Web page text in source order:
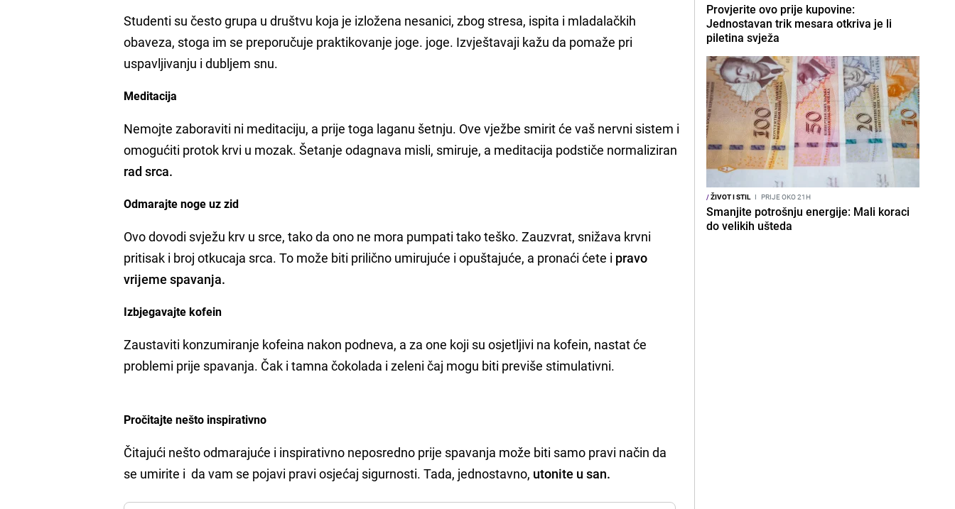
Studenti su često grupa u društvu koja je izložena nesanici, zbog stresa, ispita i mladalačkih
obaveza, stoga im se preporučuje praktikovanje joge. joge. Izvještavaji kažu da pomaže pri
uspavljivanju i dubljem snu.
Meditacija
Nemojte zaboraviti ni meditaciju, a prije toga laganu šetnju. Ove vježbe smirit će vaš nervni sistem i
omogućiti protok krvi u mozak. Šetanje odagnava misli, smiruje, a meditacija podstiče normaliziran
rad srca.
Odmarajte noge uz zid
Ovo dovodi svježu krv u srce, tako da ono ne mora pumpati tako teško. Zauzvrat, snižava krvni
pritisak i broj otkucaja srca. To može biti prilično umirujuće i opuštajuće, a pronaći ćete i pravo
vrijeme spavanja.
Izbjegavajte kofein
Zaustaviti konzumiranje kofeina nakon podneva, a za one koji su osjetljivi na kofein, nastat će
problemi prije spavanja. Čak i tamna čokolada i zeleni čaj mogu biti previše stimulativni.
Pročitajte nešto inspirativno
Čitajući nešto odmarajuće i inspirativno neposredno prije spavanja može biti samo pravi način da
se umirite i da vam se pojavi pravi osjećaj sigurnosti. Tada, jednostavno, utonite u san.
Provjerite ovo prije kupovine:
Jednostavan trik mesara otkriva je li
piletina svježa
/ŽIVOT I STIL I PRIJE OKO 21H
Smanjite potrošnju energije: Mali koraci
do velikih ušteda